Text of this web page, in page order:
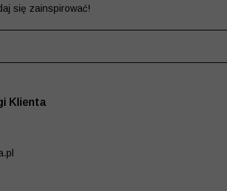
Klienta
się zainspirować!